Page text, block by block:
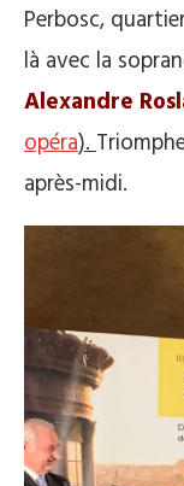
Perbosc,
là avec la
Alexandre
opéra).
après-midi.